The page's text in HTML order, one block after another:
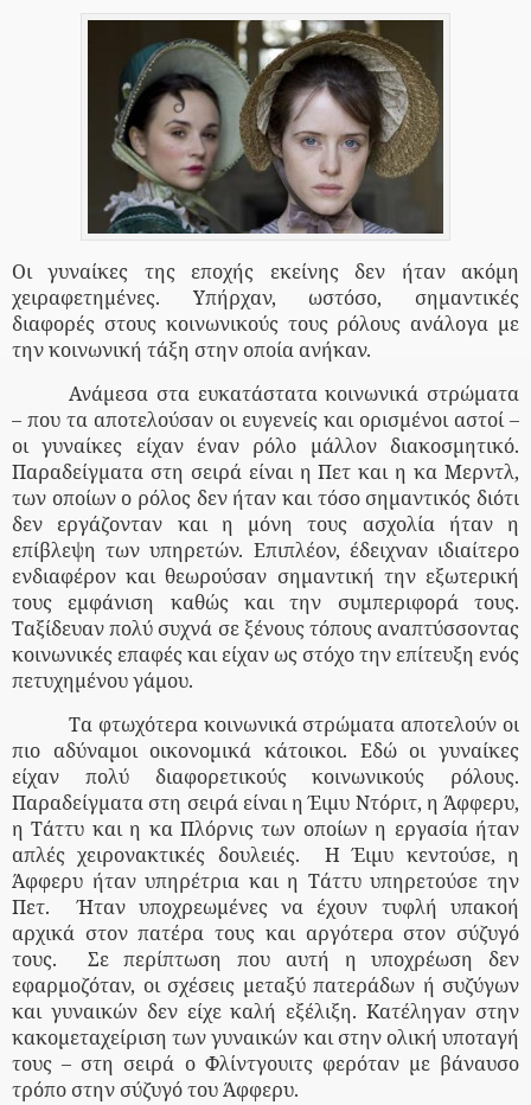
Οι γυναίκες της εποχής εκείνης δεν ήταν ακόμη
χειραφετημένες. Υπήρχαν, ωστόσο, σημαντικές
διαφορές στους κοινωνικούς τους ρόλους ανάλογα με
την κοινωνική τάξη στην οποία ανήκαν.
Ανάμεσα στα ευκατάστατα κοινωνικά στρώματα
– που τα αποτελούσαν οι ευγενείς και ορισμένοι αστοί –
οι γυναίκες είχαν έναν ρόλο μάλλον διακοσμητικό.
Παραδείγματα στη σειρά είναι η Πετ και η κα Μερντλ,
των οποίων ο ρόλος δεν ήταν και τόσο σημαντικός διότι
δεν εργάζονταν και η μόνη τους ασχολία ήταν η
επίβλεψη των υπηρετών. Επιπλέον, έδειχναν ιδιαίτερο
ενδιαφέρον και θεωρούσαν σημαντική την εξωτερική
τους εμφάνιση καθώς και την συμπεριφορά τους.
Ταξίδευαν πολύ συχνά σε ξένους τόπους αναπτύσσοντας
κοινωνικές επαφές και είχαν ως στόχο την επίτευξη ενός
πετυχημένου γάμου.
Τα φτωχότερα κοινωνικά στρώματα αποτελούν οι
πιο αδύναμοι οικονομικά κάτοικοι. Εδώ οι γυναίκες
είχαν πολύ διαφορετικούς κοινωνικούς ρόλους.
Παραδείγματα στη σειρά είναι η Έιμυ Ντόριτ, η Άφφερυ,
η Τάττυ και η κα Πλόρνις των οποίων η εργασία ήταν
απλές χειρονακτικές δουλειές.
Η Έιμυ κεντούσε, η
Άφφερυ ήταν υπηρέτρια και η Τάττυ υπηρετούσε την
Πετ.
Ήταν υποχρεωμένες να έχουν τυφλή υπακοή
αρχικά στον πατέρα τους και αργότερα στον σύζυγό
τους.
Σε περίπτωση που αυτή η υποχρέωση δεν
εφαρμοζόταν, οι σχέσεις μεταξύ πατεράδων ή συζύγων
και γυναικών δεν είχε καλή εξέλιξη. Κατέληγαν στην
κακομεταχείριση των γυναικών και στην ολική υποταγή
τους – στη σειρά ο Φλίντγουιτς φερόταν με βάναυσο
τρόπο στην σύζυγό του Άφφερυ.